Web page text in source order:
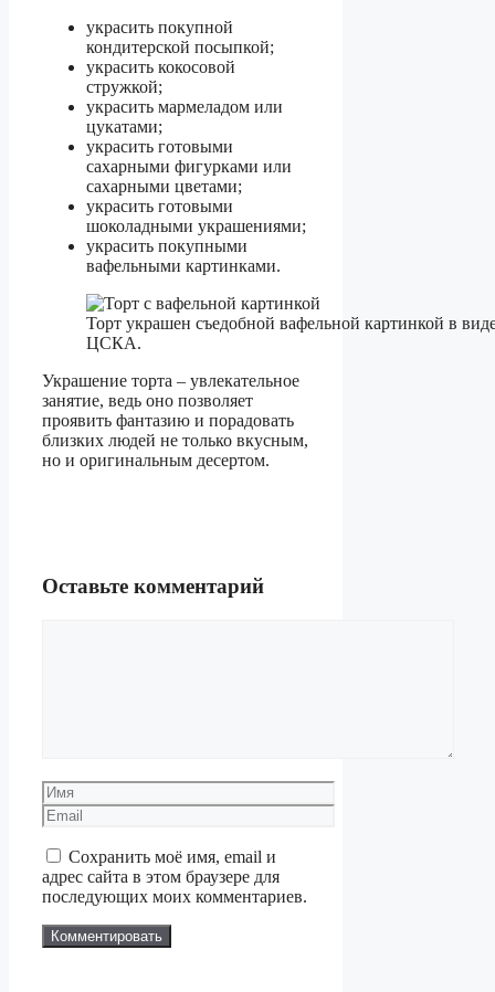
украсить покупной
кондитерской посыпкой;
украсить кокосовой
стружкой;
украсить мармеладом или
цукатами;
украсить готовыми
сахарными фигурками или
сахарными цветами;
украсить готовыми
шоколадными украшениями;
украсить покупными
вафельными картинками.
Торт украшен съедобной вафельной картинкой в
ЦСКА.
Украшение торта – увлекательное
занятие, ведь оно позволяет
проявить фантазию и порадовать
близких людей не только вкусным,
но и оригинальным десертом.
Оставьте комментарий
Имя
Email
Сохранить моё имя, email и
адрес сайта в этом браузере для
последующих моих комментариев.